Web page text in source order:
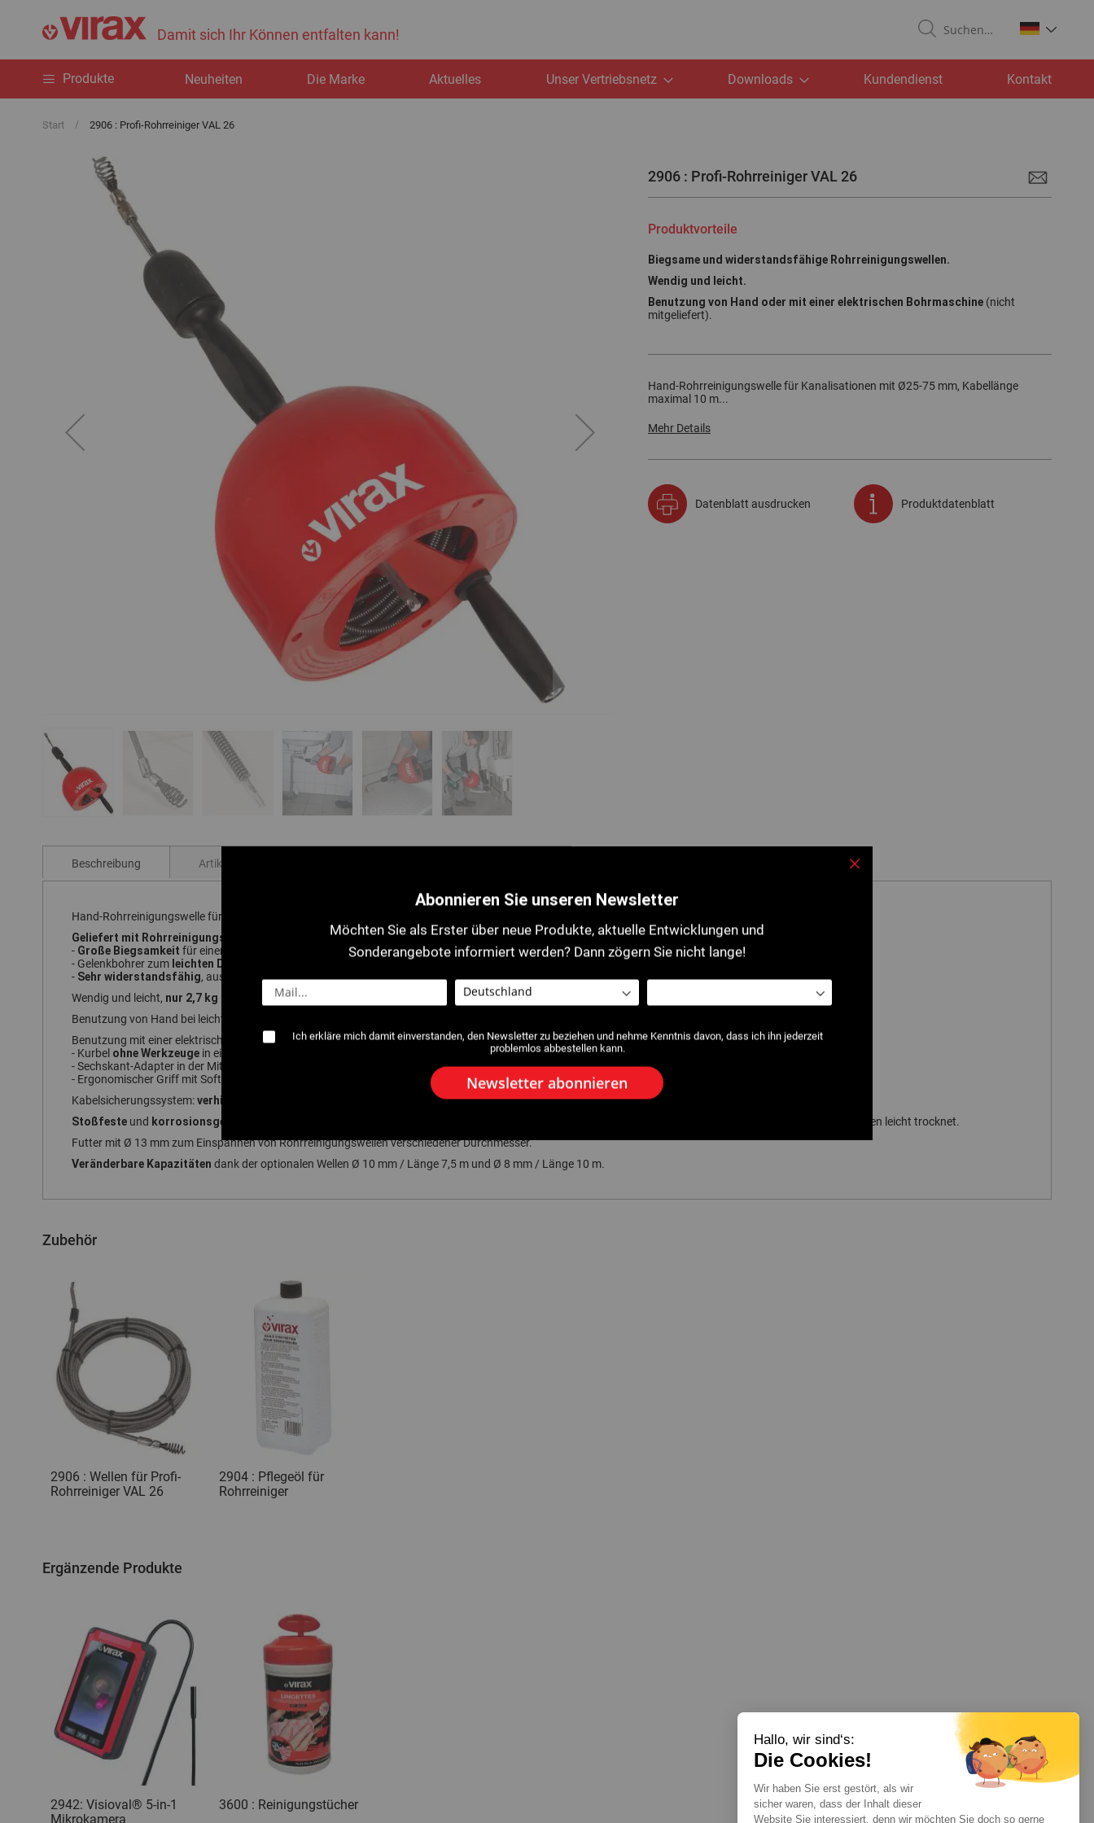
Damit sich Ihr Können entfalten kann!
Produkte Neuheiten Die Marke Aktuelles Unser Vertriebsnetz Downloads Kundendienst Kontakt
Start 2906 : Profi-Rohrreiniger VAL 26
2906 : Profi-Rohrreiniger VAL 26
Produktvorteile
Biegsame und widerstandsfähige Rohrreinigungswellen.
Wendig und leicht.
Benutzung von Hand oder mit einer elektrischen Bohrmaschine (nicht
mitgeliefert).
Hand-Rohrreinigungswelle für Kanalisationen mit Ø25-75 mm, Kabellänge
maximal 10 m...
Mehr Details
Datenblatt ausdrucken Produktdatenblatt
Anfang
Bildgalerie
springen
Beschreibung
Hand-Rohrreinigungswelle für Kanalisationen mit Ø25-75 mm, Kabellänge maximal 10 m.
Geliefert mit Rohrreinigungswelle Ø 7 mm, Länge 7,5 m, für Kanalisationen mit Ø 25-50 mm:
- Große Biegsamkeit für einen
in der Kanalisation, selbst in Krümmungen und Kniestücken enger Rohre.
- Gelenkbohrer zum leichten Durchdringen von Kniestücken
- Sehr widerstandsfähig, aus vergütetem, hochwertigem Spezialstahl,mit Stahlkern.
Wendig und leicht, nur 2,7 kg
Benutzung von Hand bei leicht und schnell zu reinigenden Verstopfungen.
Benutzung mit einer elektrischen Bohrmaschine (nicht mitgeliefert)bei hartnäckigen Verstopfungen:
- Kurbel ohne Werkzeuge in einigen Sekunden abnehmbar.
- Sechskant-Adapter in der Mitte der Trommel.
- Ergonomischer Griff mit Soft Touch® Beschichtung für
hervorragenden Halt bei der Drehung.
Kabelsicherungssystem:verhindert das Herausspringen oder den ungewollten Verlustdes Kabels in der Kanalisation.
Stoßfeste und korrosionsgeschützte
Kunststofftrommel mit großen Öffnungen, damit die verfügbare Wellenlänge sichtbar ist und die Welle nach dem Reinigen leicht trocknet.
Futter mit Ø 13 mm zum Einspannen von Rohrreinigungswellen verschiedener Durchmesser.
Veränderbare Kapazitäten dank der optionalen Wellen Ø 10 mm / Länge 7,5 m und Ø 8 mm / Länge 10 m.
Artikelnummern
Zubehör
2906 : Wellen für Profi-
Rohrreiniger VAL 26
2904 : Pflegeöl für
Rohrreiniger
Ergänzende Produkte
2942: Visioval® 5-in-1
Mikrokamera
3600 : Reinigungstücher
Abonnieren Sie unseren Newsletter
Möchten Sie als Erster über neue Produkte, aktuelle Entwicklungen und
Sonderangebote informiert werden? Dann zögern Sie nicht lange!
Ich erkläre mich damit einverstanden, den Newsletter zu beziehen und nehme Kenntnis davon, dass ich ihn jederzeit
problemlos abbestellen kann.
Newsletter abonnieren
Hallo, wir sind‘s:
Die Cookies!
Wir haben Sie erst gestört, als wir
sicher waren, dass der Inhalt dieser
Website Sie interessiert, denn wir möchten Sie doch so gerne